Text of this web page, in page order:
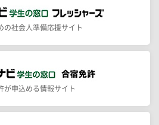
の社会人準備応援サイト
が申込める情報サイト